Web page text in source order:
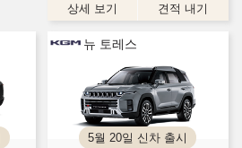
상세 보기
견적 내기
뉴 토레스
5월 20일 신차 출시